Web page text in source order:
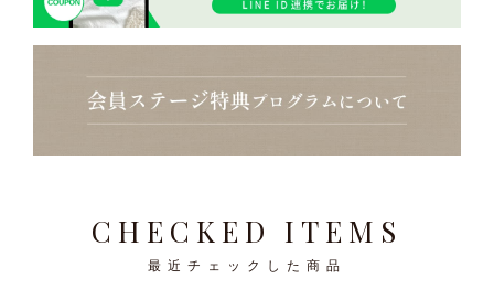
CHECKED ITEMS
最近チェックした商品